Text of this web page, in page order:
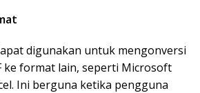
digunakan untuk mengonversi
ke format lain, seperti Microsoft
Ini berguna ketika pengguna